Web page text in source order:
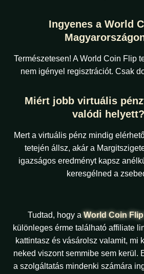
Ingyenes a World
Természetesen! A World Coin Flip
nem igényel regisztrációt. Csak
Miért jobb virtuális
valódi
Mert a virtuális pénz mindig
tetején állsz, akár a
igazságos eredményt kapsz
keresgélned a
Tudtad, hogy a World Coin
különleges érme található affiliate
kattintasz és vásárolsz valamit, mi
neked viszont semmibe sem kerül.
a szolgáltatás mindenki számára